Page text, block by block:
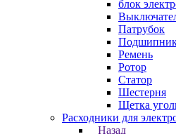
блок
Патрубок
Ремень
Ротор
Статор
Шестерня
Щетка
Расходники для
Назад